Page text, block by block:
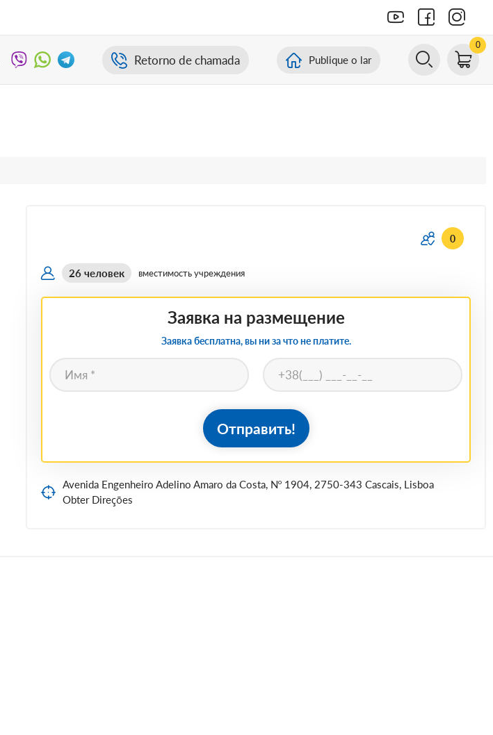
Retorno de chamada Publique o lar
0
0
26 человек вместимость учреждения
Заявка на размещение
Заявка бесплатна, вы ни за что не платите.
Отправить!
Avenida Engenheiro Adelino Amaro da Costa, Nº 1904, 2750-343 Cascais, Lisboa
Obter Direções